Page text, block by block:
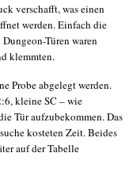
verschafft, was einen
werden. Einfach die
Türen waren
klemmten.
Probe abgelegt werden.
kleine SC – wie
Tür aufzubekommen. Das
kosteten Zeit. Beides
auf der Tabelle